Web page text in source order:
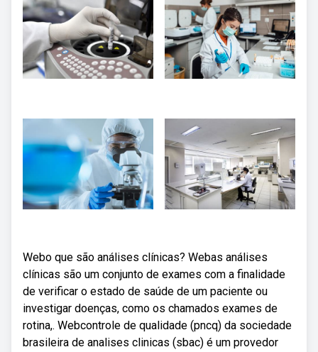
Webo que são análises clínicas? Webas análises
clínicas são um conjunto de exames com a finalidade
de verificar o estado de saúde de um paciente ou
investigar doenças, como os chamados exames de
rotina,. Webcontrole de qualidade (pncq) da sociedade
brasileira de analises clinicas (sbac) é um provedor